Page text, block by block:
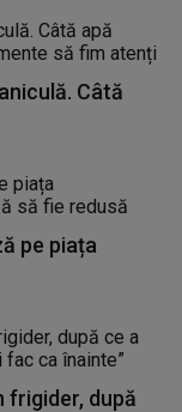
Câtă
pe piața
frigider, după